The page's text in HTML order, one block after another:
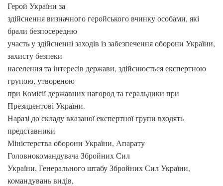
Герой України за
здійснення визначного геройського вчинку особами, які
брали безпосередню
участь у здійсненні заходів із забезпечення оборони України,
захисту безпеки
населення та інтересів держави, здійснюється експертною
групою, утвореною
при Комісії державних нагород та геральдики при
Президентові України.
Наразі до складу вказаної експертної групи входять
представники
Міністерства оборони України, Апарату
Головнокомандувача Збройних Сил
України, Генерального штабу Збройних Сил України,
командувань видів,